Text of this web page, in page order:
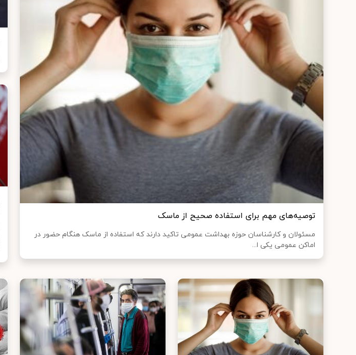
توصیه‌های مهم برای استفاده صحیح از ماسک
مسئولان و کارشناسان حوزه بهداشت عمومی تاکید دارند که استفاده از ماسک هنگام حضور در
اماکن عمومی یکی ا...